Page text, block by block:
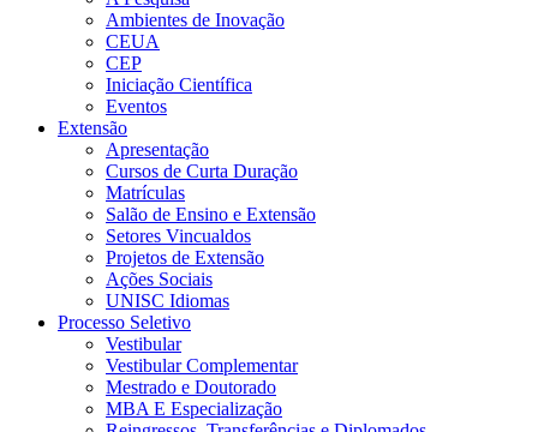
Ambientes de Inovação
CEUA
CEP
Iniciação Científica
Eventos
Extensão
Apresentação
Cursos de Curta Duração
Matrículas
Salão de Ensino e Extensão
Setores Vincualdos
Projetos de Extensão
Ações Sociais
UNISC Idiomas
Processo Seletivo
Vestibular
Vestibular Complementar
Mestrado e Doutorado
MBA E Especialização